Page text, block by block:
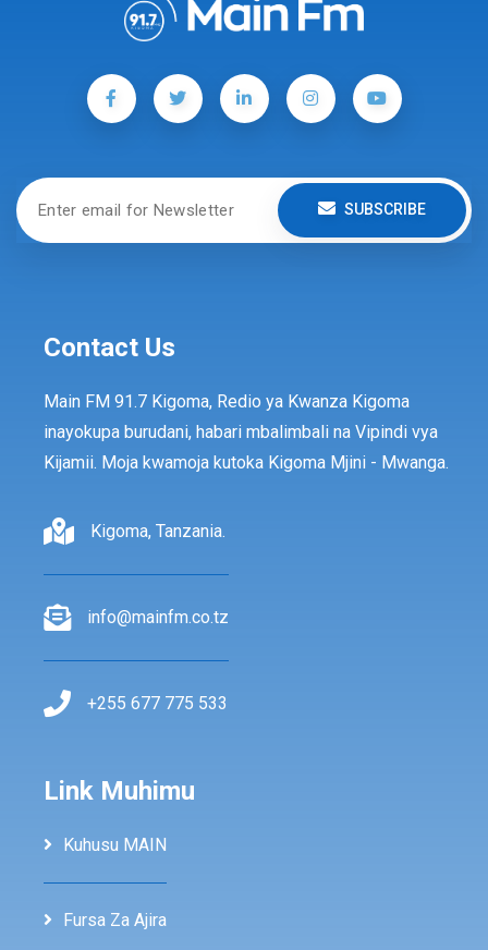
SUBSCRIBE
Contact Us
Main FM 91.7 Kigoma, Redio ya Kwanza Kigoma
inayokupa burudani, habari mbalimbali na Vipindi vya
Kijamii. Moja kwamoja kutoka Kigoma Mjini - Mwanga.
Kigoma, Tanzania.
info@mainfm.co.tz
+255 677 775 533
Link Muhimu
Kuhusu MAIN
Fursa Za Ajira